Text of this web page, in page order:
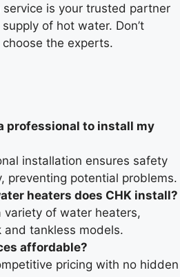
is your trusted partner
of hot water. Don’t
the experts.
professional to install my
installation ensures safety
preventing potential problems.
heaters does CHK install?
variety of water heaters,
and tankless models.
affordable?
pricing with no hidden